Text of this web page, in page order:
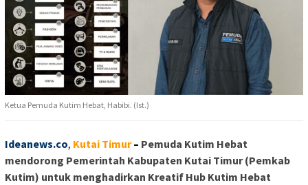
Ketua Pemuda Kutim Hebat, Habibi. (Ist.)
Ideanews.co, Kutai Timur– Pemuda Kutim Hebat
mendorong Pemerintah Kabupaten Kutai Timur (Pemkab
Kutim) untuk menghadirkan Kreatif Hub Kutim Hebat